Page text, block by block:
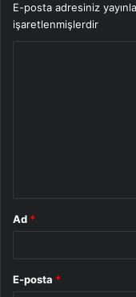
E-posta adresiniz
işaretlenmişlerdir
Ad *
E-posta *